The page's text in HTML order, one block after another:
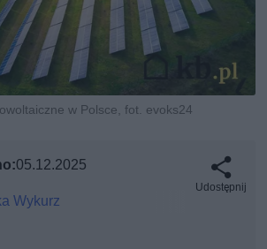
w Polsce, fot. evoks24
05.12.2025
Wykurz
Udostępnij